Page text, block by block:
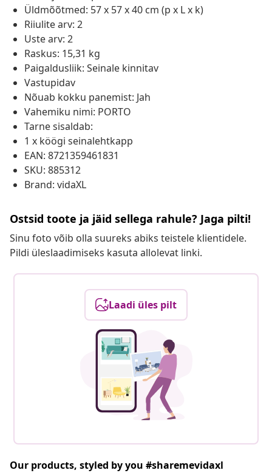
Üldmõõtmed: 57 x 57 x 40 cm (p x L x k)
Riiulite arv: 2
Uste arv: 2
Raskus: 15,31 kg
Paigaldusliik: Seinale kinnitav
Vastupidav
Nõuab kokku panemist: Jah
Vahemiku nimi: PORTO
Tarne sisaldab:
1 x köögi seinalehtkapp
EAN: 8721359461831
SKU: 885312
Brand: vidaXL
Ostsid toote ja jäid sellega rahule? Jaga pilti!
Sinu foto võib olla suureks abiks teistele klientidele.
Pildi üleslaadimiseks kasuta allolevat linki.
Laadi üles pilt
Our products, styled by you #sharemevidaxl